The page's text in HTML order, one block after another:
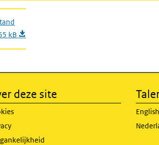
kB
deze site
English